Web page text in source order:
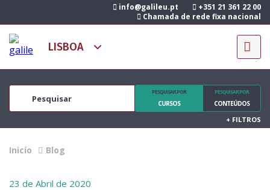
info@galileu.pt
+351 21 361 22 00
Chamada de rede fixa nacional
PESQUISAR POR
CURSOS
PESQUISAR POR
CONTEÚDOS
+ FILTROS
Inicío Blog
23 de Abril de 2020